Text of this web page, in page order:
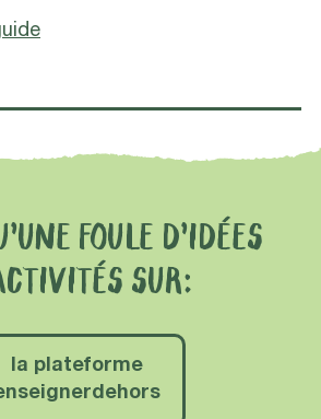
FOULE D’IDÉES
SUR:
la plateforme